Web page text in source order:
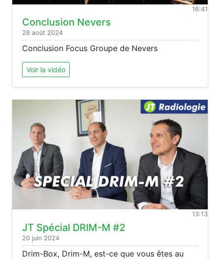
16:41
Conclusion Nevers
28 août 2024
Conclusion Focus Groupe de Nevers
Voir la vidéo
13:13
JT Spécial DRIM-M #2
20 juin 2024
Drim-Box, Drim-M, est-ce que vous êtes au